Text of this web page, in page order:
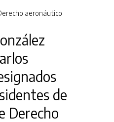
aeronáutico
de
Derecho